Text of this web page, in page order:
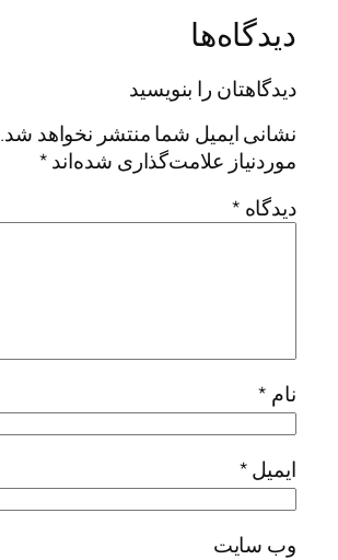
دیدگاه‌ها
دیدگاهتان را بنویسید
نشانی ایمیل شما منتشر نخواهد شد.
موردنیاز علامت‌گذاری شده‌اند*
دیدگاه *
نام *
ایمیل*
وب‌ سایت